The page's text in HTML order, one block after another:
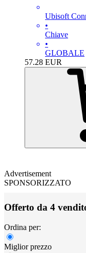
Ubisoft
•
Chiave
•
GLOBALE
57.28 EUR
Advertisement
SPONSORIZZATO
Offerto da 4
Ordina per:
Miglior prezzo